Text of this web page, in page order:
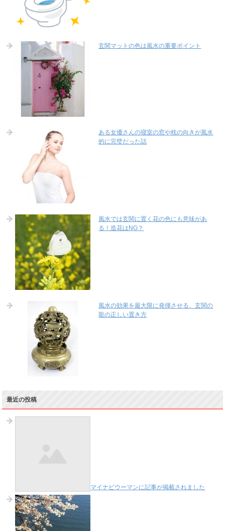
玄関マットの色は風水の重要ポイント
ある女優さんの寝室の窓や枕の向きが風水
的に完璧だった話
風水では玄関に置く花の色にも意味があ
る！造花はNG？
風水の効果を最大限に発揮させる、玄関の
龍の正しい置き方
最近の投稿
マイナビウーマンに記事が掲載されました